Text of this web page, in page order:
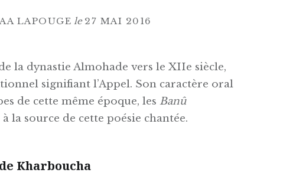
LAPOUGE le 27 MAI 2016
la dynastie Almohade vers le XIIe siècle,
signifiant l’Appel. Son caractère oral
de cette même époque, les Banû
la source de cette poésie chantée.
Kharboucha